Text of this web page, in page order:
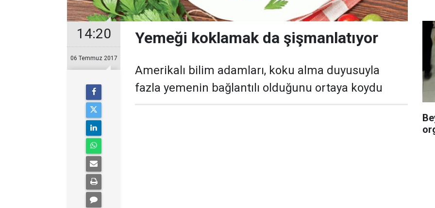
14:20
06 Temmuz 2017
Yemeği koklamak da şişmanlatıyor
Amerikalı bilim adamları, koku alma duyusuyla
fazla yemenin bağlantılı olduğunu ortaya koydu